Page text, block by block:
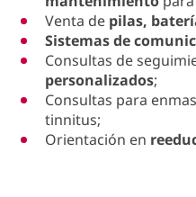
Venta de pilas,
Sistemas de
Consultas de
personalizados;
Consultas para
tinnitus;
Orientación en